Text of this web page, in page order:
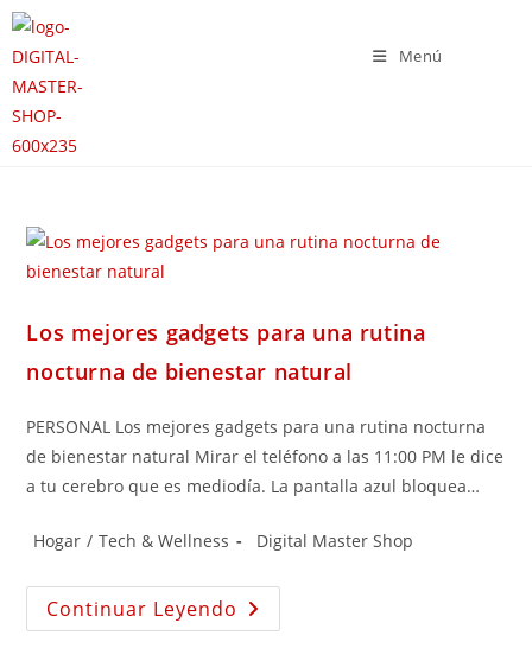
Menú
Los mejores gadgets para una rutina
nocturna de bienestar natural
PERSONAL Los mejores gadgets para una rutina nocturna
de bienestar natural Mirar el teléfono a las 11:00 PM le dice
a tu cerebro que es mediodía. La pantalla azul bloquea…
Hogar / Tech & Wellness Digital Master Shop
Continuar Leyendo